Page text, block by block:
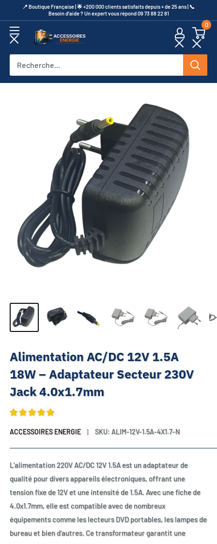
au
contenu
​📍​ Boutique Française | 🌟 +200 000 clients satisfaits depuis + de 25 ans | 📞​
Besoin d’aide ? Un expert vous répond 09 73 88 22 81
Accessoires
0
Alimentation AC/DC 12V 1.5A
18W – Adaptateur Secteur 230V
Jack 4.0x1.7mm
ACCESSOIRES ENERGIE SKU: ALIM-12V-1.5A-4X1.7-N
L'alimentation 220V AC/DC 12V 1.5A est un adaptateur de
qualité pour divers appareils électroniques, offrant une
tension fixe de 12V et une intensité de 1.5A. Avec une fiche de
4.0x1.7mm, elle est compatible avec de nombreux
équipements comme les lecteurs DVD portables, les lampes de
bureau et bien d'autres. Ce transformateur garantit une